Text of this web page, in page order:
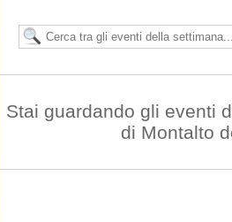
Stai guardando gli eventi
di Montalto